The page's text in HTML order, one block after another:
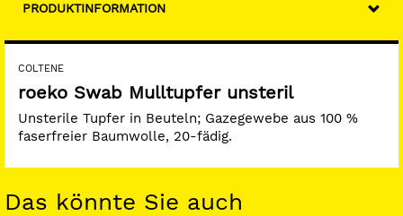
PRODUKTINFORMATION
COLTENE
roeko Swab Mulltupfer unsteril
Unsterile Tupfer in Beuteln; Gazegewebe aus 100 %
faserfreier Baumwolle, 20-fädig.
Das könnte Sie auch